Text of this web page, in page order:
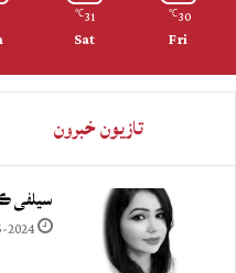
30
℃
Fri
31
℃
Sat
تازيون خبرون
سيلفي
2024